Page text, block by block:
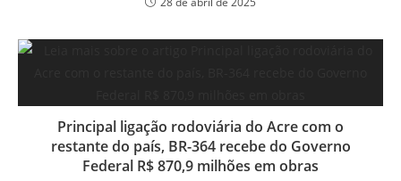
Principal ligação rodoviária do Acre com o
restante do país, BR-364 recebe do Governo
Federal R$ 870,9 milhões em obras